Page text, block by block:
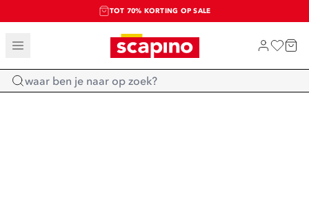
TOT 70% KORTING OP SALE
SALE: LAATSTE KANS!
SHOP NIEUW
Home